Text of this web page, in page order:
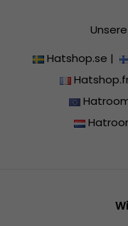
Hatshop.se |